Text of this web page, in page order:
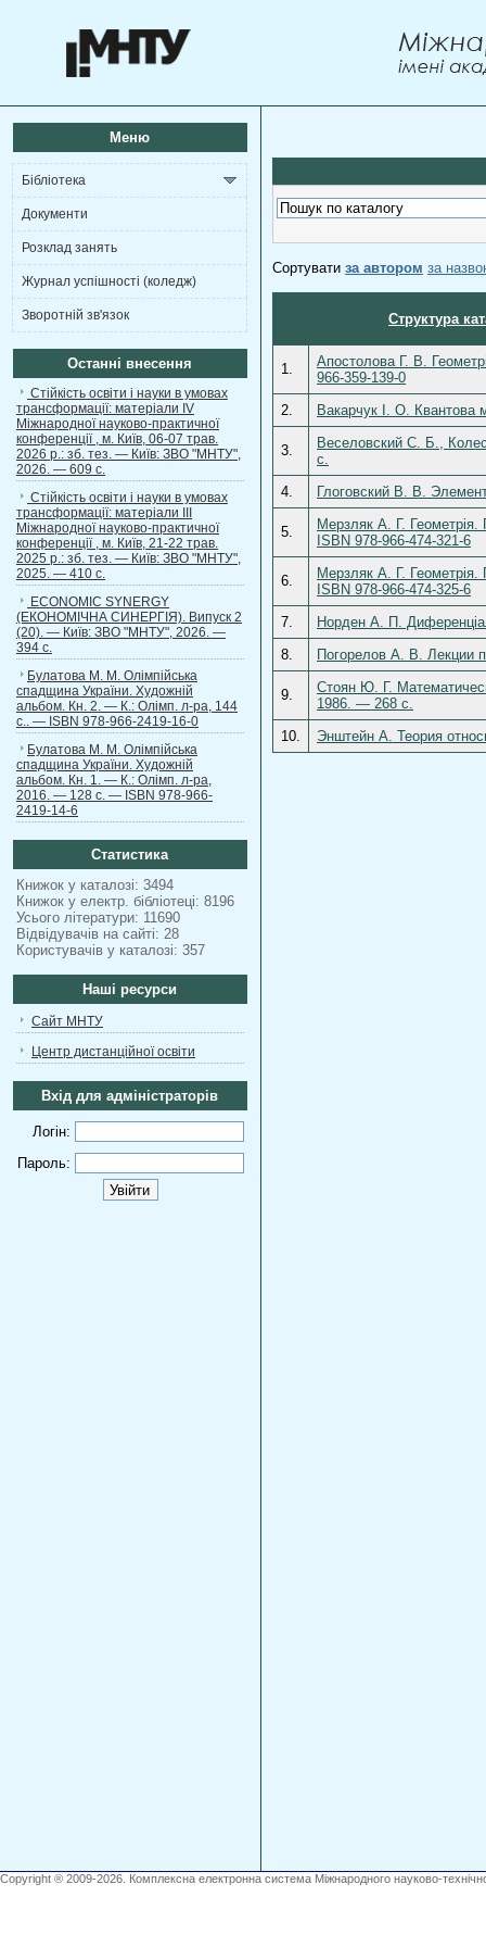
Меню
Бібліотека
Документи
Розклад занять
Журнал успішності (коледж)
Зворотній зв'язок
Останні внесення
Стійкість освіти і науки в умовах
трансформації: матеріали ІV
Міжнародної науково-практичної
конференції , м. Київ, 06-07 трав.
2026 р.: зб. тез. — Київ: ЗВО "МНТУ",
2026. — 609 с.
Стійкість освіти і науки в умовах
трансформації: матеріали ІІІ
Міжнародної науково-практичної
конференції , м. Київ, 21-22 трав.
2025 р.: зб. тез. — Київ: ЗВО "МНТУ",
2025. — 410 с.
ECONOMIC SYNERGY
(ЕКОНОМІЧНА СИНЕРГІЯ). Випуск 2
(20). — Київ: ЗВО "МНТУ", 2026. —
394 с.
Булатова М. М. Олімпійська
спадщина України. Художній
альбом. Кн. 2. — К.: Олімп. л-ра, 144
с.. — ISBN 978-966-2419-16-0
Булатова М. М. Олімпійська
спадщина України. Художній
альбом. Кн. 1. — К.: Олімп. л-ра,
2016. — 128 с. — ISBN 978-966-
2419-14-6
Статистика
Книжок у каталозі: 3494
Книжок у електр. бібліотеці: 8196
Усього літератури: 11690
Відвідувачів на сайті: 28
Користувачів у каталозі: 357
Наші ресурси
Сайт МНТУ
Центр дистанційної освіти
Вхід для адміністраторів
Логін:
Пароль:
Сортувати за автором за
Структура
1.
Апостолова Г. В.
966-359-139-0
2.
Вакарчук І. О.
3.
Веселовский С. Б.,
c.
4.
Глоговский В. В.
5.
Мерзляк А. Г.
ISBN 978-966-474-321-6
6.
Мерзляк А. Г.
ISBN 978-966-474-325-6
7.
Норден А. П.
8.
Погорелов А. В. Лекции
9.
Стоян Ю. Г.
1986. — 268 c.
10.
Энштейн А. Теория
Copyright ® 2009-2026. Комплексна електронна система Міжнародного науково-